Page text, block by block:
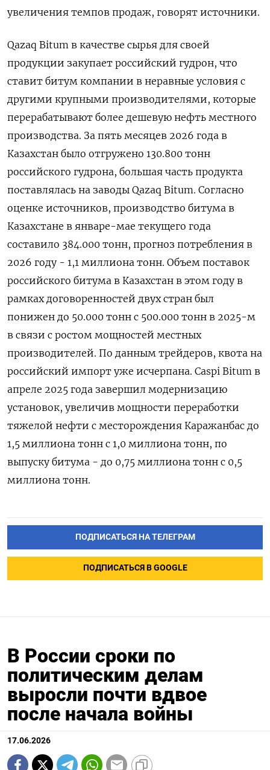
увеличения темпов ​продаж, говорят источники.
Qazaq Bitum ​в качестве сырья ‌для своей
продукции закупает российский гудрон, что
ставит битум компании в неравные условия с ​
другими крупными производителями, которые
перерабатывают более дешевую нефть местного
производства. За пять месяцев 2026 года в
Казахстан было отгружено 130.800 тонн
российского гудрона, большая часть продукта
поставлялась на заводы Qazaq Bitum. Согласно
оценке источников, производство битума в
Казахстане в январе-мае текущего года
составило 384.000 тонн, прогноз потребления в
2026 году - 1,1 миллиона тонн. Объем поставок
российского битума в Казахстан в ​этом году в
рамках договоренностей ⁠двух стран был
понижен до 50.000 тонн с 500.000 тонн в 2025-м
в связи с ростом мощностей местных
производителей. ‌По данным трейдеров, квота на
российский импорт уже исчерпана. Caspi Bitum в
апреле ‌2025 года завершил модернизацию
установок, увеличив мощности переработки
тяжелой нефти с месторождения Каражанбас до ​
1,5 миллиона тонн с 1,0 миллиона тонн, по
выпуску битума - до ‌0,75 миллиона тонн с 0,5
миллиона тонн.
ПОДПИСАТЬСЯ НА ТЕЛЕГРАМ
ПОДПИСАТЬСЯ В GOOGLE
В России сроки по
политическим делам
выросли почти вдвое
после начала войны
17.06.2026